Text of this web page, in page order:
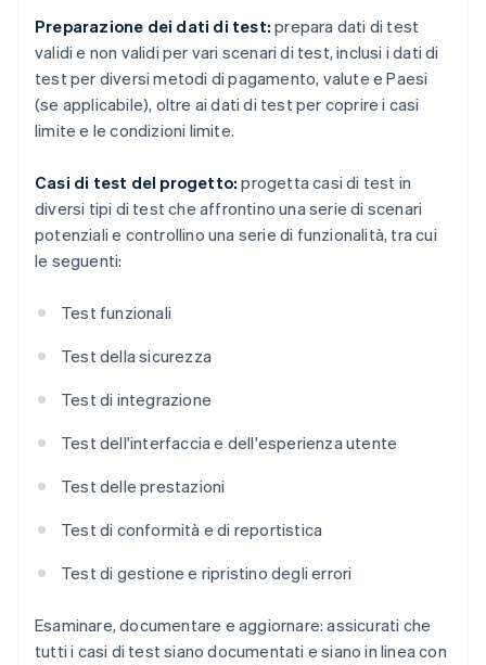
Preparazione dei dati di test: prepara dati di test
validi e non validi per vari scenari di test, inclusi i dati di
test per diversi metodi di pagamento, valute e Paesi
(se applicabile), oltre ai dati di test per coprire i casi
limite e le condizioni limite.
Casi di test del progetto: progetta casi di test in
diversi tipi di test che affrontino una serie di scenari
potenziali e controllino una serie di funzionalità, tra cui
le seguenti:
Test funzionali
Test della sicurezza
Test di integrazione
Test dell'interfaccia e dell'esperienza utente
Test delle prestazioni
Test di conformità e di reportistica
Test di gestione e ripristino degli errori
Esaminare, documentare e aggiornare: assicurati che
tutti i casi di test siano documentati e siano in linea con